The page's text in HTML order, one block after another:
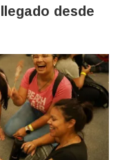
desde